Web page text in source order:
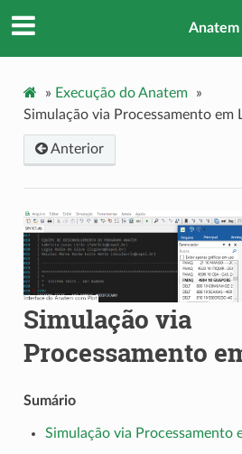
Anatem
» Execução do Anatem
»
Simulação via Processamento em
Anterior
Simulação via
Processamento
Sumário
Simulação via Processamento